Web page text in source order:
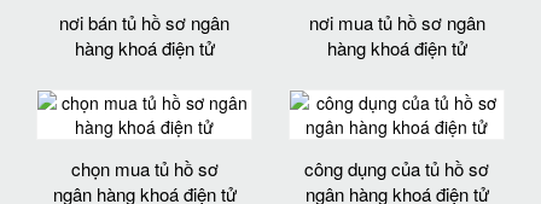
nơi bán tủ hồ sơ ngân
hàng khoá điện tử
nơi mua tủ hồ sơ ngân
hàng khoá điện tử
chọn mua tủ hồ sơ
ngân hàng khoá điện tử
công dụng của tủ hồ sơ
ngân hàng khoá điện tử